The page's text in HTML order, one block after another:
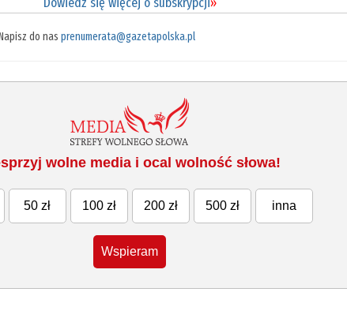
do nasprenumerata@gazetapolska.pl
wolne media i ocal wolność słowa!
50 zł 100 zł 200 zł 500 zł inna
Wspieram